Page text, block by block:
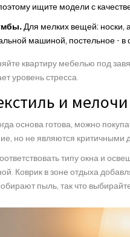
ищите модели с
Для мелких вещей: носки,
машиной, постельное -
квартиру мебелью под
уровень стресса.
и
основа готова, можно
но не являются критичными
типу окна и
Коврик в зоне отдыха
пыль, так что